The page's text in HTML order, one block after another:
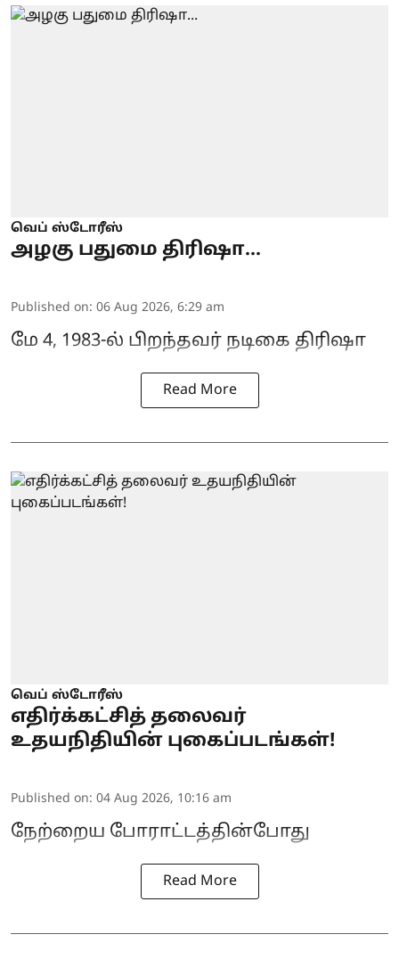
வெப் ஸ்டோரீஸ்
அழகு பதுமை திரிஷா...
Published on: 06 Aug 2026, 6:29 am
மே 4, 1983-ல் பிறந்தவர் நடிகை திரிஷா
Read More
வெப் ஸ்டோரீஸ்
எதிர்க்கட்சித் தலைவர்
உதயநிதியின் புகைப்படங்கள்!
Published on: 04 Aug 2026, 10:16 am
நேற்றைய போராட்டத்தின்போது
Read More